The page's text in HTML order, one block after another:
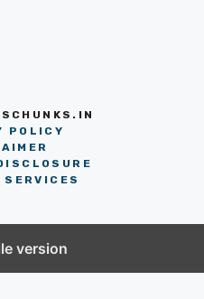
POLICY
SERVICES
version